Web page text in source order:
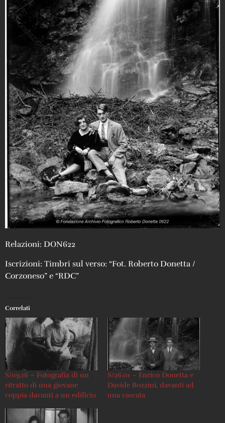
Relazioni: DON622
Iscrizioni: Timbri sul verso: “Fot. Roberto Donetta /
Corzoneso” e “RDC”
Correlati
S/09.16 – Fotografia di un
ritratto di una giovane
coppia davanti a un edificio
S/26.01 – Enrico Donetta e
Davide Bozzini, davanti ad
una cascata